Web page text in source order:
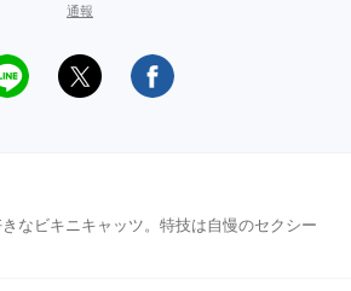
通報
なビキニキャッツ。特技は自慢のセクシー